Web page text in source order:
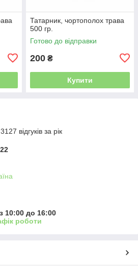
Татарник, чортополох трава
500 гр.
Готово до відправки
200 ₴
Купити
відгуків за рік
10:00 до 16:00
роботи